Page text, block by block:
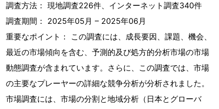
調査方法： 現地調査226件、インターネット調査340件
調査期間： 2025年05月 – 2025年06月
重要なポイント： この調査には、成長要因、課題、機会、
最近の市場傾向を含む、予測的及び処方的分析市場の市場
動態調査が含まれています。さらに、この調査では、市場
の主要なプレーヤーの詳細な競争分析が分析されました。
市場調査には、市場の分割と地域分析（日本とグローバ